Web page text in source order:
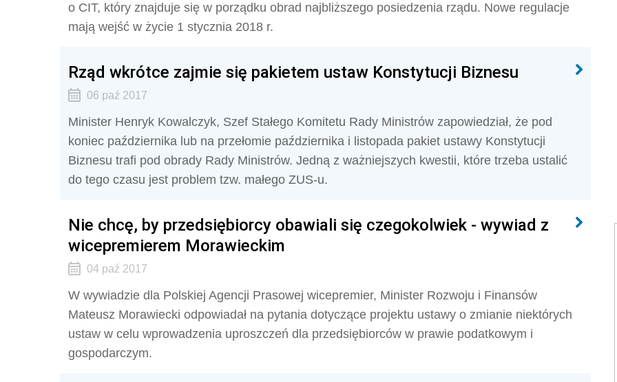
o CIT, który znajduje się w porządku obrad najbliższego posiedzenia rządu. Nowe regulacje
mają wejść w życie 1 stycznia 2018 r.
Rząd wkrótce zajmie się pakietem ustaw Konstytucji Biznesu
06 paź 2017
Minister Henryk Kowalczyk, Szef Stałego Komitetu Rady Ministrów zapowiedział, że pod
koniec października lub na przełomie października i listopada pakiet ustawy Konstytucji
Biznesu trafi pod obrady Rady Ministrów. Jedną z ważniejszych kwestii, które trzeba ustalić
do tego czasu jest problem tzw. małego ZUS-u.
Nie chcę, by przedsiębiorcy obawiali się czegokolwiek - wywiad z
wicepremierem Morawieckim
04 paź 2017
W wywiadzie dla Polskiej Agencji Prasowej wicepremier, Minister Rozwoju i Finansów
Mateusz Morawiecki odpowiadał na pytania dotyczące projektu ustawy o zmianie niektórych
ustaw w celu wprowadzenia uproszczeń dla przedsiębiorców w prawie podatkowym i
gospodarczym.